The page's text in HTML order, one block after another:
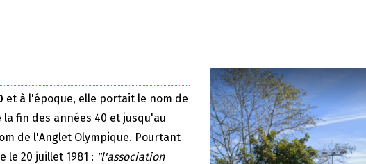
et à l'époque, elle portait le nom de
fin des années 40 et jusqu'au
de l'Anglet Olympique. Pourtant
le 20 juillet 1981 : "l'association